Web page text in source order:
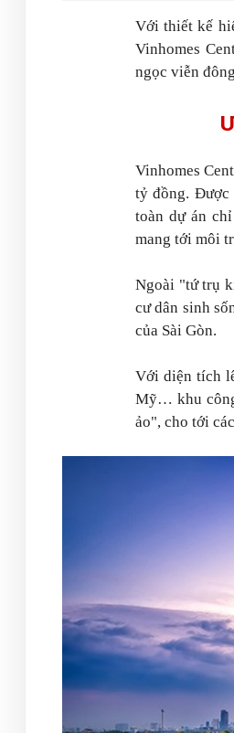
Với thiết kế
Vinhomes
ngọc viễn
Vinhomes
tỷ đồng. Được
toàn dự án
mang tới môi
Ngoài "tứ trụ
cư dân sinh
của Sài Gòn.
Với diện tích
Mỹ… khu
ảo", cho tới